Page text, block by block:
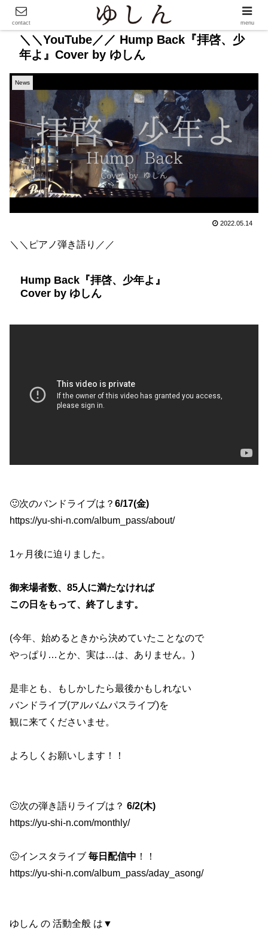
＼＼YouTube／／ Hump Back『拝啓、少
年よ』Cover by ゆしん
News
2022.05.14
＼＼ピアノ弾き語り／／
Hump Back『拝啓、少年よ』
Cover by ゆしん
🙂次のバンドライブは？ 6/17(金)
https://yu-shi-n.com/album_pass/about/
1ヶ月後に迫りました。
御来場者数、85人に満たなければ
この日をもって、終了します。
(今年、始めるときから決めていたことなので
やっぱり…とか、実は…は、ありません。)
是非とも、もしかしたら最後かもしれない
バンドライブ(アルバムパスライブ)を
観に来てくださいませ。
よろしくお願いします！！
🙂次の弾き語りライブは？ 6/2(木)
https://yu-shi-n.com/monthly/
🙂インスタライブ 毎日配信中 ！！
https://yu-shi-n.com/album_pass/aday_asong/
ゆしん の 活動全般 は▼
contact menu